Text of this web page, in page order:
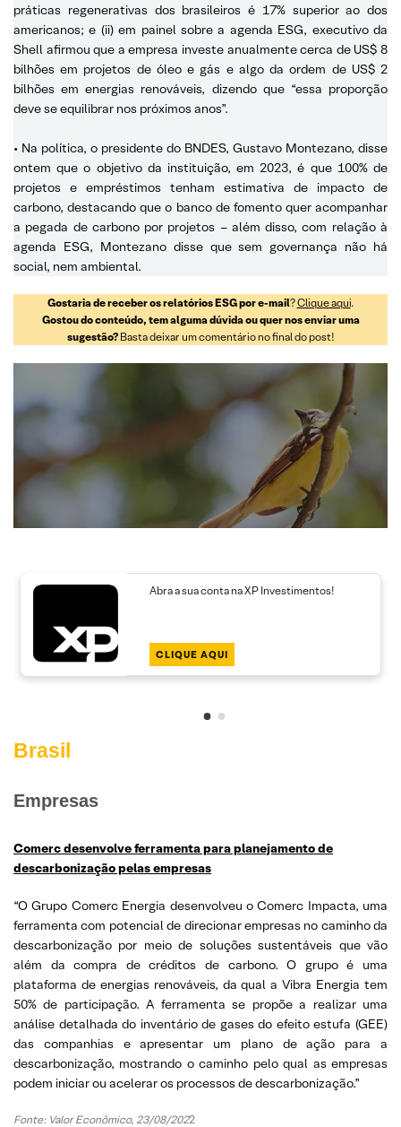
práticas regenerativas dos brasileiros é 17% superior ao dos
americanos; e (ii) em painel sobre a agenda ESG, executivo da
Shell afirmou que a empresa investe anualmente cerca de US$ 8
bilhões em projetos de óleo e gás e algo da ordem de US$ 2
bilhões em energias renováveis, dizendo que “essa proporção
deve se equilibrar nos próximos anos”.
• Na política, o presidente do BNDES, Gustavo Montezano, disse
ontem que o objetivo da instituição, em 2023, é que 100% de
projetos e empréstimos tenham estimativa de impacto de
carbono, destacando que o banco de fomento quer acompanhar
a pegada de carbono por projetos – além disso, com relação à
agenda ESG, Montezano disse que sem governança não há
social, nem ambiental.
Gostaria de receber os relatórios ESG por e-mail?Clique aqui.
Gostou do conteúdo, tem alguma dúvida ou quer nos enviar uma
sugestão?Basta deixar um comentário no final do post!
Abra a sua conta na XP Investimentos!
CLIQUE AQUI
Brasil
Empresas
Comerc desenvolve ferramenta para planejamento de
descarbonização pelas empresas
“O Grupo Comerc Energia desenvolveu o Comerc Impacta, uma
ferramenta com potencial de direcionar empresas no caminho da
descarbonização por meio de soluções sustentáveis que vão
além da compra de créditos de carbono. O grupo é uma
plataforma de energias renováveis, da qual a Vibra Energia tem
50% de participação. A ferramenta se propõe a realizar uma
análise detalhada do inventário de gases do efeito estufa (GEE)
das companhias e apresentar um plano de ação para a
descarbonização, mostrando o caminho pelo qual as empresas
podem iniciar ou acelerar os processos de descarbonização.”
Fonte: Valor Econômico, 23/08/2022